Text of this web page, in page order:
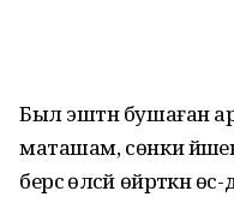
Был эштән бушаған
маташам, сөнки
берсә өләсәй